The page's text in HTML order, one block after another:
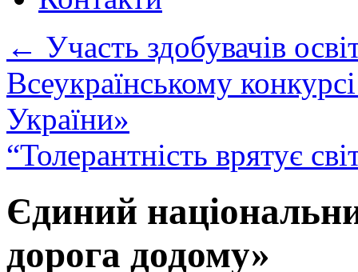
← Участь здобувачів
Всеукраїнському
України»
“Толерантність врятує
Єдиний
дорога додому»